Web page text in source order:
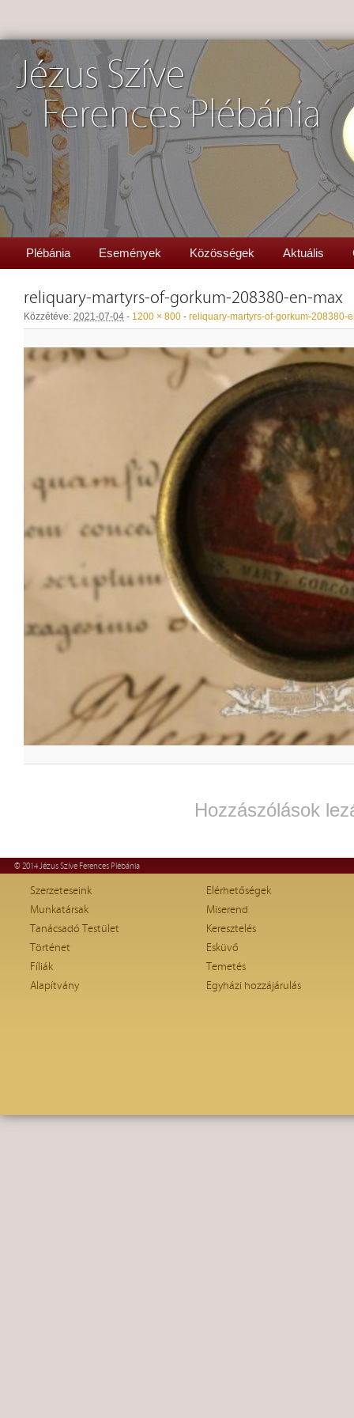
Jézus Szíve
Ferences Plébánia
Plébánia Események Közösségek Aktuális
reliquary-martyrs-of-gorkum-208380-en-max
Közzétéve: 2021-07-04 - 1200 × 800 - reliquary-martyrs-of-gorkum-208380-
Hozzászólások
© 2014 Jézus Szíve Ferences Plébánia
Szerzeteseink
Munkatársak
Tanácsadó Testület
Történet
Fíliák
Alapítvány
Elérhetőségek
Miserend
Keresztelés
Esküvő
Temetés
Egyházi hozzájárulás